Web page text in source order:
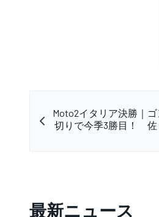
Moto2イタリア決勝｜
切りで今季3勝目！ 佐
最新ニュース